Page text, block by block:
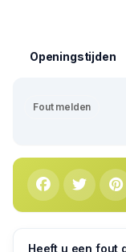
Openingstijden
Fout melden
Heeft u een fout